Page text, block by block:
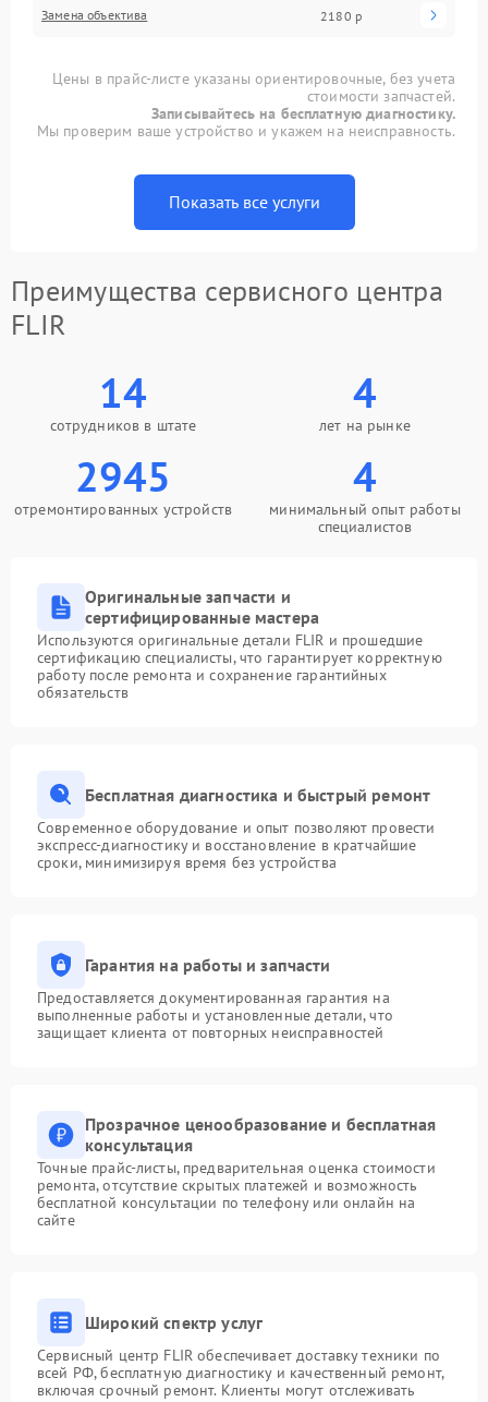
Замена объектива 2180 р
Цены в прайс-листе указаны ориентировочные, без учета
стоимости запчастей.
Записывайтесь на бесплатную диагностику.
Мы проверим ваше устройство и укажем на неисправность.
Показать все услуги
Преимущества сервисного центра
FLIR
14
сотрудников в штате
4
лет на рынке
2945
отремонтированных устройств
4
минимальный опыт работы
специалистов
Оригинальные запчасти и
сертифицированные мастера
Используются оригинальные детали FLIR и прошедшие
сертификацию специалисты, что гарантирует корректную
работу после ремонта и сохранение гарантийных
обязательств
Бесплатная диагностика и быстрый ремонт
Современное оборудование и опыт позволяют провести
экспресс-диагностику и восстановление в кратчайшие
сроки, минимизируя время без устройства
Гарантия на работы и запчасти
Предоставляется документированная гарантия на
выполненные работы и установленные детали, что
защищает клиента от повторных неисправностей
Прозрачное ценообразование и бесплатная
консультация
Точные прайс-листы, предварительная оценка стоимости
ремонта, отсутствие скрытых платежей и возможность
бесплатной консультации по телефону или онлайн на
сайте
Широкий спектр услуг
Сервисный центр FLIR обеспечивает доставку техники по
всей РФ, бесплатную диагностику и качественный ремонт,
включая срочный ремонт. Клиенты могут отслеживать